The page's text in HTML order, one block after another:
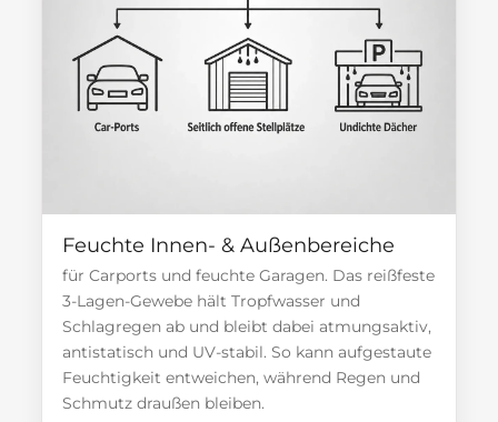
Feuchte Innen- & Außenbereiche
für Carports und feuchte Garagen. Das reißfeste
3-Lagen-Gewebe hält Tropfwasser und
Schlagregen ab und bleibt dabei atmungsaktiv,
antistatisch und UV-stabil. So kann aufgestaute
Feuchtigkeit entweichen, während Regen und
Schmutz draußen bleiben.